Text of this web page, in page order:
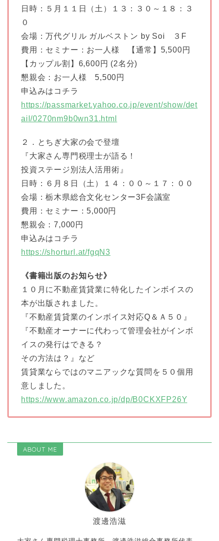
日時：５月１１日（土）１３：３０～１８：３
０
会場：万代グリル ガルベストン by Soi ３F
費用：セミナー：お一人様 【通常】5,500円
【カップル割】6,600円 (2名分)
懇親会：お一人様 5,500円
申込みはコチラ
https://passmarket.yahoo.co.jp/event/show/det
ail/0270nm9b0wn31.html
２．とちぎ大家の会で登壇
『大家さん専門税理士が語る！
投資ステージ別法人活用術』
日時：６月８日（土）１４：００～１７：００
会場：栃木県総合文化センター3F会議室
費用：セミナー：5,000円
懇親会：7,000円
申込みはコチラ
https://shorturl.at/fgqN3
《書籍出版のお知らせ》
１０月に不動産賃貸業に特化したインボイスの
本が出版されました。
『不動産賃貸業のインボイス対応Q＆Ａ５０』
『不動産オーナーに代わって管理会社がインボ
イスの発行はできる？
その方法は？』など
賃貸業ならではのマニアックな質問を５０個用
意しました。
https://www.amazon.co.jp/dp/B0CKXFP26Y
ABOUT ME
渡邊浩滋